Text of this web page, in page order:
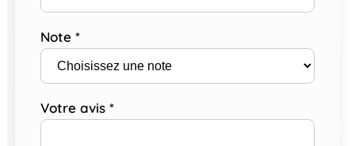
Note *
Votre avis *